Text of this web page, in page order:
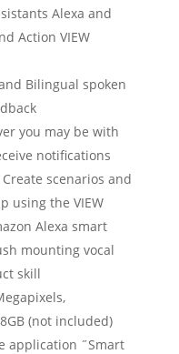
Alexa and
Action VIEW
Bilingual spoken
you may be with
notifications
scenarios and
using the VIEW
Alexa smart
mounting vocal
skill
(not included)
application ˝Smart